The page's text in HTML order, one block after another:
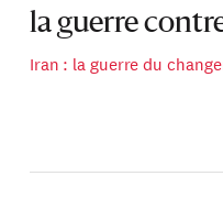
la guerre
Iran : la guerre du